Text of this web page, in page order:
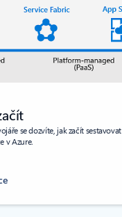
se dozvíte, jak začít sestavovat
v Azure.